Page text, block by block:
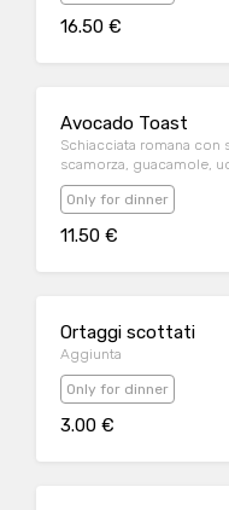
16.50 €
Avocado Toast
Schiacciata romana con
scamorza, guacamole,
limone
Only for dinner
11.50 €
Ortaggi scottati
Aggiunta
Only for dinner
3.00 €